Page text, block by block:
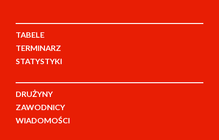
TABELE
TERMINARZ
STATYSTYKI
DRUŻYNY
ZAWODNICY
WIADOMOŚCI